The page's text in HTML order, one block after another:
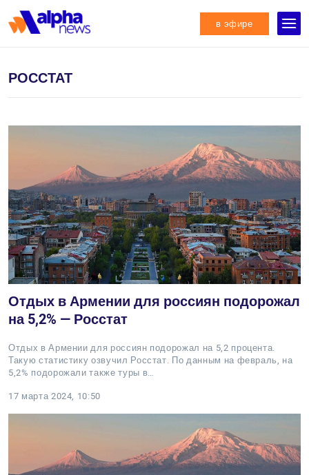
в эфире
РОССТАТ
Отдых в Армении для россиян подорожал
на 5,2% — Росстат
Отдых в Армении для россиян подорожал на 5,2 процента.
Такую статистику озвучил Росстат. По данным на февраль, на
5,2% подорожали также туры в…
17 марта 2024, 10:50